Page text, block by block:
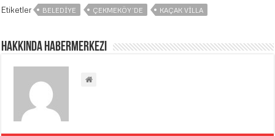
Etiketler BELEDIYE ÇEKMEKÖY’DE KAÇAK VILLA
Hakkında habermerkezi